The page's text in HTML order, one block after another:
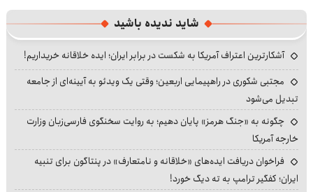
شاید ندیده باشید
آشکارترین اعتراف آمریکا به شکست در برابر ایران؛ ایده خلاقانه خریداریم!
مجتبی شکوری در راهپیمایی اربعین؛ وقتی یک ویدئو به آیینه‌ای از جامعه
تبدیل می‌شود
چگونه به «جنگ هرمز» پایان دهیم؛ به روایت سخنگوی فارسی‌زبان وزارت
خارجه آمریکا
فراخوان دریافت ایده‌های «خلاقانه و نامتعارف» در پنتاگون برای تنبیه
ایران؛ کفگیر ترامپ به ته دیگ خورد!